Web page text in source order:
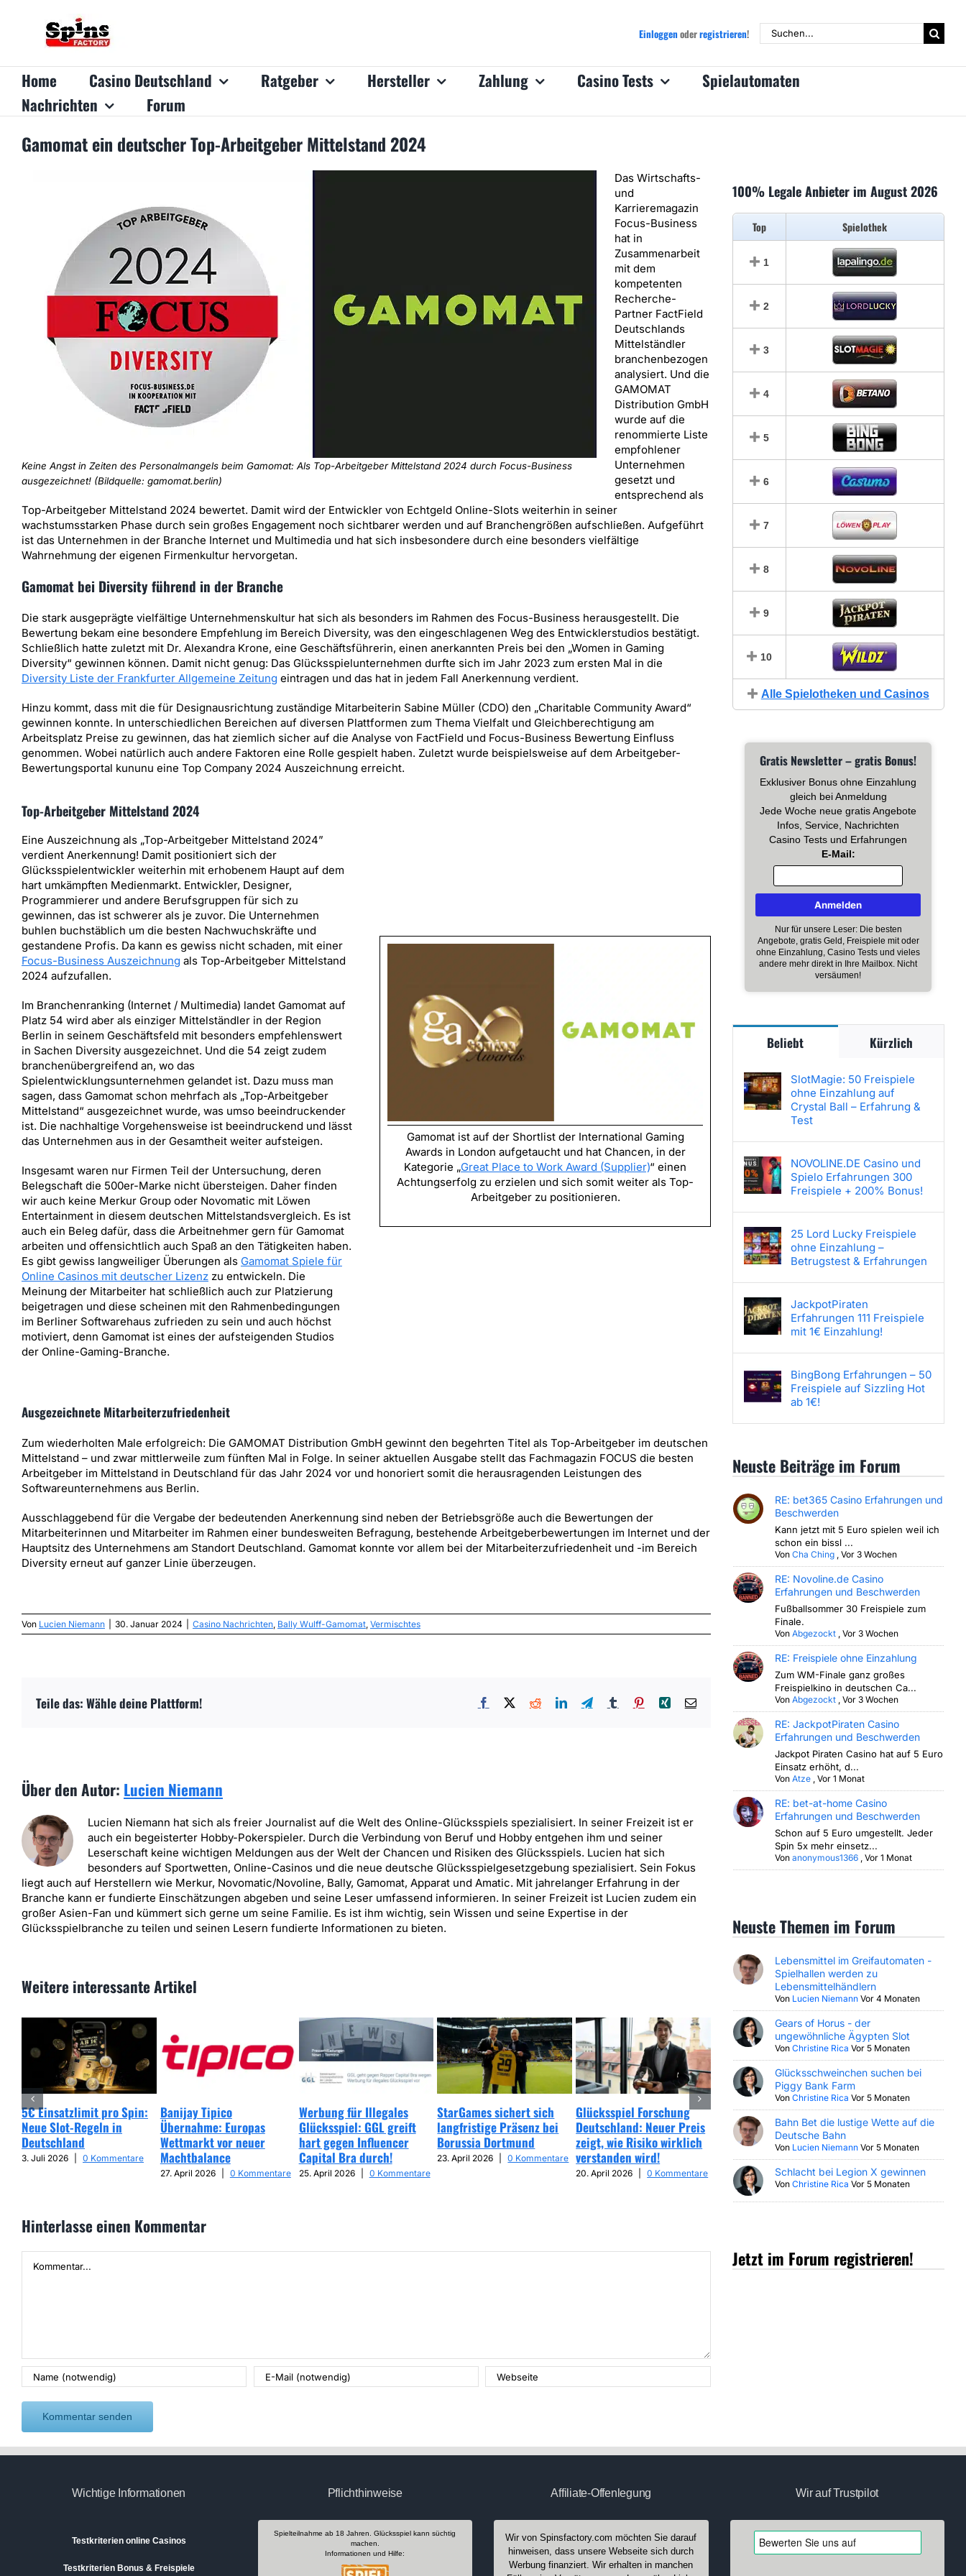
Einloggenoderregistrieren!
Suche
nach:
Home Casino Deutschland Ratgeber Hersteller Zahlung Casino Tests
Spielautomaten
Nachrichten
Forum
Gamomat ein deutscher Top-Arbeitgeber Mittelstand 2024
Keine Angst in Zeiten des Personalmangels beim Gamomat: Als Top-Arbeitgeber Mittelstand 2024 durch Focus-Business
ausgezeichnet! (Bildquelle: gamomat.berlin)
Das Wirtschafts-
und
Karrieremagazin
Focus-Business
hat in
Zusammenarbeit
mit dem
kompetenten
Recherche-
Partner FactField
Deutschlands
Mittelständler
branchenbezogen
analysiert. Und die
GAMOMAT
Distribution GmbH
wurde auf die
renommierte Liste
empfohlener
Unternehmen
gesetzt und
entsprechend als
Top-Arbeitgeber Mittelstand 2024 bewertet. Damit wird der Entwickler von Echtgeld Online-Slots weiterhin in seiner
wachstumsstarken Phase durch sein großes Engagement noch sichtbarer werden und auf Branchengrößen aufschließen. Aufgeführt
ist das Unternehmen in der Branche Internet und Multimedia und hat sich insbesondere durch eine besonders vielfältige
Wahrnehmung der eigenen Firmenkultur hervorgetan.
Gamomat bei Diversity führend in der Branche
Die stark ausgeprägte vielfältige Unternehmenskultur hat sich als besonders im Rahmen des Focus-Business herausgestellt. Die
Bewertung bekam eine besondere Empfehlung im Bereich Diversity, was den eingeschlagenen Weg des Entwicklerstudios bestätigt.
Schließlich hatte zuletzt mit Dr. Alexandra Krone, eine Geschäftsführerin, einen anerkannten Preis bei den „Women in Gaming
Diversity“ gewinnen können. Damit nicht genug: Das Glücksspielunternehmen durfte sich im Jahr 2023 zum ersten Mal in die
Diversity Liste der Frankfurter Allgemeine Zeitung eintragen und das hat in jedem Fall Anerkennung verdient.
Hinzu kommt, dass mit die für Designausrichtung zuständige Mitarbeiterin Sabine Müller (CDO) den „Charitable Community Award“
gewinnen konnte. In unterschiedlichen Bereichen auf diversen Plattformen zum Thema Vielfalt und Gleichberechtigung am
Arbeitsplatz Preise zu gewinnen, das hat ziemlich sicher auf die Analyse von FactField und Focus-Business Bewertung Einfluss
genommen. Wobei natürlich auch andere Faktoren eine Rolle gespielt haben. Zuletzt wurde beispielsweise auf dem Arbeitgeber-
Bewertungsportal kununu eine Top Company 2024 Auszeichnung erreicht.
Top-Arbeitgeber Mittelstand 2024
Eine Auszeichnung als „Top-Arbeitgeber Mittelstand 2024”
verdient Anerkennung! Damit positioniert sich der
Glücksspielentwickler weiterhin mit erhobenem Haupt auf dem
hart umkämpften Medienmarkt. Entwickler, Designer,
Programmierer und andere Berufsgruppen für sich zu
gewinnen, das ist schwerer als je zuvor. Die Unternehmen
buhlen buchstäblich um die besten Nachwuchskräfte und
gestandene Profis. Da kann es gewiss nicht schaden, mit einer
Focus-Business Auszeichnung als Top-Arbeitgeber Mittelstand
2024 aufzufallen.
Im Branchenranking (Internet / Multimedia) landet Gamomat auf
Platz 54 wird aber als einziger Mittelständler in der Region
Berlin in seinem Geschäftsfeld mit besonders empfehlenswert
in Sachen Diversity ausgezeichnet. Und die 54 zeigt zudem
branchenübergreifend an, wo das
Spielentwicklungsunternehmen gelandet ist. Dazu muss man
sagen, dass Gamomat schon mehrfach als „Top-Arbeitgeber
Mittelstand“ ausgezeichnet wurde, was umso beeindruckender
ist. Die nachhaltige Vorgehensweise ist beeindruckend und lässt
das Unternehmen aus in der Gesamtheit weiter aufsteigen.
Insgesamt waren nur Firmen Teil der Untersuchung, deren
Belegschaft die 500er-Marke nicht übersteigen. Daher finden
wir auch keine Merkur Group oder Novomatic mit Löwen
Entertainment in diesem deutschen Mittelstandsvergleich. Es ist
auch ein Beleg dafür, dass die Arbeitnehmer gern für Gamomat
arbeiten und offensichtlich auch Spaß an den Tätigkeiten haben.
Es gibt gewiss langweiliger Überungen als Gamomat Spiele für
Online Casinos mit deutscher Lizenzzu entwickeln. Die
Meinung der Mitarbeiter hat schließlich auch zur Platzierung
beigetragen und diese scheinen mit den Rahmenbedingungen
im Berliner Softwarehaus zufrieden zu sein und auch höchst
motiviert, denn Gamomat ist eines der aufsteigenden Studios
der Online-Gaming-Branche.
Gamomat ist auf der Shortlist der International Gaming
Awards in London aufgetaucht und hat Chancen, in der
Kategorie „Great Place to Work Award (Supplier)“ einen
Achtungserfolg zu erzielen und sich somit weiter als Top-
Arbeitgeber zu positionieren.
Ausgezeichnete Mitarbeiterzufriedenheit
Zum wiederholten Male erfolgreich: Die GAMOMAT Distribution GmbH gewinnt den begehrten Titel als Top-Arbeitgeber im deutschen
Mittelstand – und zwar mittlerweile zum fünften Mal in Folge. In seiner aktuellen Ausgabe stellt das Fachmagazin FOCUS die besten
Arbeitgeber im Mittelstand in Deutschland für das Jahr 2024 vor und honoriert somit die herausragenden Leistungen des
Softwareunternehmens aus Berlin.
Ausschlaggebend für die Vergabe der bedeutenden Anerkennung sind neben der Betriebsgröße auch die Bewertungen der
Mitarbeiterinnen und Mitarbeiter im Rahmen einer bundesweiten Befragung, bestehende Arbeitgeberbewertungen im Internet und der
Hauptsitz des Unternehmens am Standort Deutschland. Gamomat konnte vor allem bei der Mitarbeiterzufriedenheit und -im Bereich
Diversity erneut auf ganzer Linie überzeugen.
Von Lucien Niemann 30. Januar 2024 Casino Nachrichten, Bally Wulff-Gamomat, Vermischtes
Teile das: Wähle deine Plattform! Facebook
X RedditLinkedInTelegramTumblrPinterestXing E-
Über den Autor: Lucien Niemann
Lucien Niemann hat sich als freier Journalist auf die Welt des Online-Glücksspiels spezialisiert. In seiner Freizeit ist er
auch ein begeisterter Hobby-Pokerspieler. Durch die Verbindung von Beruf und Hobby entgehen ihm und seiner
Leserschaft keine wichtigen Meldungen aus der Welt der Chancen und Risiken des Glücksspiels. Lucien hat sich
besonders auf Sportwetten, Online-Casinos und die neue deutsche Glücksspielgesetzgebung spezialisiert. Sein Fokus
liegt auch auf Herstellern wie Merkur, Novomatic/Novoline, Bally, Gamomat, Apparat und Amatic. Mit jahrelanger Erfahrung in der
Branche kann er fundierte Einschätzungen abgeben und seine Leser umfassend informieren. In seiner Freizeit ist Lucien zudem ein
großer Asien-Fan und kümmert sich gerne um seine Familie. Es ist ihm wichtig, sein Wissen und seine Expertise in der
Glücksspielbranche zu teilen und seinen Lesern fundierte Informationen zu bieten.
Weitere interessante Artikel
5€ Einsatzlimit pro Spin:
Neue Slot-Regeln in
Deutschland
3. Juli 2026 0 Kommentare
Banijay Tipico
Übernahme: Europas
Wettmarkt vor neuer
Machtbalance
27. April 2026 0 Kommentare
Werbung für Illegales
Glücksspiel: GGL greift
hart gegen Influencer
Capital Bra durch!
25. April 2026 0 Kommentare
StarGames sichert sich
langfristige Präsenz bei
Borussia Dortmund
23. April 2026 0 Kommentare
Glücksspiel Forschung
Deutschland: Neuer Preis
zeigt, wie Risiko wirklich
verstanden wird!
20. April 2026 0 Kommentare
EuGH Online Glücksspiel
Urteil sorgt für Klarheit
bei Rückerstattungen!
20. April 2026 | 0 Kommentare
GAMOMAT Digital
Champion 2026:
unterstreicht digitale
Dominanz!
15. April 2026 | 0
Hinterlasse einen Kommentar
100% Legale Anbieter im August 2026
Top Spielothek
1
2
3
4
5
6
7
8
9
10
Alle Spielotheken und Casinos
Gratis Newsletter – gratis Bonus!
Exklusiver Bonus ohne Einzahlung
gleich bei Anmeldung
Jede Woche neue gratis Angebote
Infos, Service, Nachrichten
Casino Tests und Erfahrungen
E-Mail:
Nur für unsere Leser: Die besten
Angebote, gratis Geld, Freispiele mit oder
ohne Einzahlung, Casino Tests und vieles
andere mehr direkt in Ihre Mailbox. Nicht
versäumen!
Beliebt Kürzlich
SlotMagie: 50 Freispiele
ohne Einzahlung auf
Crystal Ball – Erfahrung &
Test
NOVOLINE.DE Casino und
Spielo Erfahrungen 300
Freispiele + 200% Bonus!
25 Lord Lucky Freispiele
ohne Einzahlung –
Betrugstest & Erfahrungen
JackpotPiraten
Erfahrungen 111 Freispiele
mit 1€ Einzahlung!
BingBong Erfahrungen – 50
Freispiele auf Sizzling Hot
ab 1€!
Neuste Beiträge im Forum
RE: bet365 Casino Erfahrungen und
Beschwerden
Kann jetzt mit 5 Euro spielen weil ich
schon ein bissl ...
VonCha Ching ,Vor 3 Wochen
RE: Novoline.de Casino
Erfahrungen und Beschwerden
Fußballsommer 30 Freispiele zum
Finale.
VonAbgezockt ,Vor 3 Wochen
RE: Freispiele ohne Einzahlung
Zum WM-Finale ganz großes
Freispielkino in deutschen Ca...
VonAbgezockt ,Vor 3 Wochen
RE: JackpotPiraten Casino
Erfahrungen und Beschwerden
Jackpot Piraten Casino hat auf 5 Euro
Einsatz erhöht, d...
VonAtze ,Vor 1 Monat
RE: bet-at-home Casino
Erfahrungen und Beschwerden
Schon auf 5 Euro umgestellt. Jeder
Spin 5x mehr einsetz...
Vonanonymous1366 ,Vor 1 Monat
Neuste Themen im Forum
Lebensmittel im Greifautomaten -
Spielhallen werden zu
Lebensmittelhändlern
Von Lucien Niemann Vor 4 Monaten
Gears of Horus - der
ungewöhnliche Ägypten Slot
VonChristine Rica Vor 5 Monaten
Glücksschweinchen suchen bei
Piggy Bank Farm
VonChristine Rica Vor 5 Monaten
Bahn Bet die lustige Wette auf die
Deutsche Bahn
Von Lucien Niemann Vor 5 Monaten
Schlacht bei Legion X gewinnen
VonChristine Rica Vor 5 Monaten
Jetzt im Forum registrieren!
Wichtige Informationen
Testkriterien online Casinos
Testkriterien Bonus & Freispiele
Pflichthinweise
Spielteilnahme ab 18 Jahren. Glücksspiel kann süchtig
machen.
Informationen und Hilfe:
Affiliate-Offenlegung
Wir von Spinsfactory.com möchten Sie darauf
hinweisen, dass unsere Webseite sich durch
Werbung finanziert. Wir erhalten in manchen
Wir auf Trustpilot